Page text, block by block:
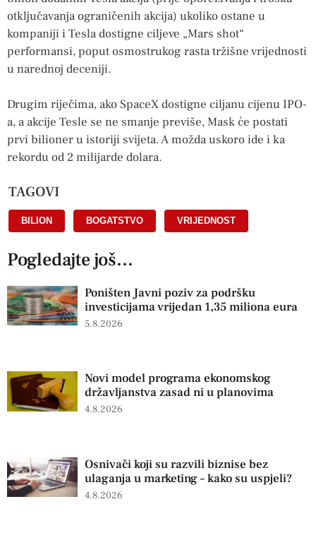
otključavanja ograničenih akcija) ukoliko ostane u
kompaniji i Tesla dostigne ciljeve „Mars shot“
performansi, poput osmostrukog rasta tržišne vrijednosti
u narednoj deceniji.
Drugim riječima, ako SpaceX dostigne ciljanu cijenu IPO-
a, a akcije Tesle se ne smanje previše, Mask će postati
prvi bilioner u istoriji svijeta. A možda uskoro ide i ka
rekordu od 2 milijarde dolara.
TAGOVI
BILION BOGATSTVO VRIJEDNOST
Pogledajte još...
Poništen Javni poziv za podršku
investicijama vrijedan 1,35 miliona eura
5.8.2026
Novi model programa ekonomskog
državljanstva zasad ni u planovima
4.8.2026
Osnivači koji su razvili biznise bez
ulaganja u marketing – kako su uspjeli?
4.8.2026